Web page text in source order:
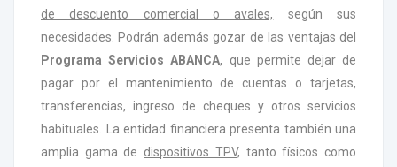
de descuento comercial o avales, según sus
necesidades. Podrán además gozar de las ventajas del
Programa Servicios ABANCA, que permite dejar de
pagar por el mantenimiento de cuentas o tarjetas,
transferencias, ingreso de cheques y otros servicios
habituales. La entidad financiera presenta también una
amplia gama de dispositivos TPV, tanto físicos como